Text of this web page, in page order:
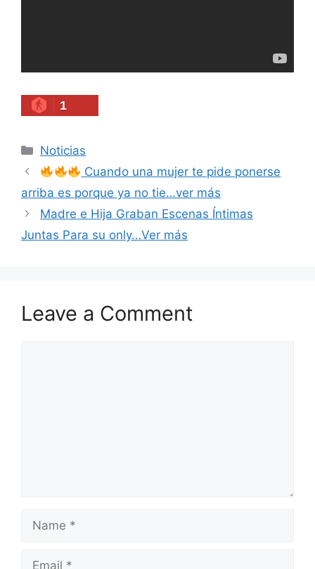
1
Categories
Noticias
Cuando una mujer te pide ponerse
arriba es porque ya no tie…ver más
Madre e Hija Graban Escenas Íntimas
Juntas Para su only…Ver más
Leave a Comment
Name
Email